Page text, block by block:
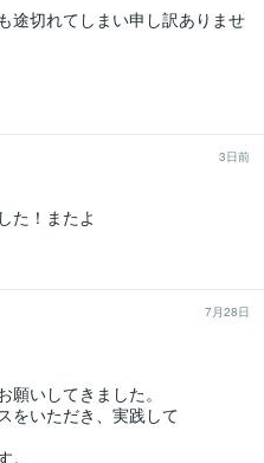
途切れてしまい申し訳ありませ
3日前
た！またよ
7月28日
いしてきました。
をいただき、実践して